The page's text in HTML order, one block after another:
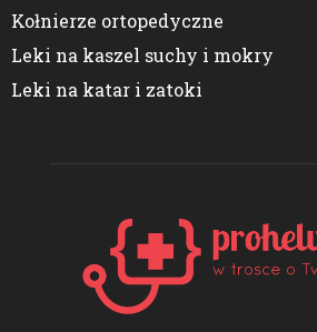
Kołnierze ortopedyczne
Leki na kaszel suchy i mokry
Leki na katar i zatoki